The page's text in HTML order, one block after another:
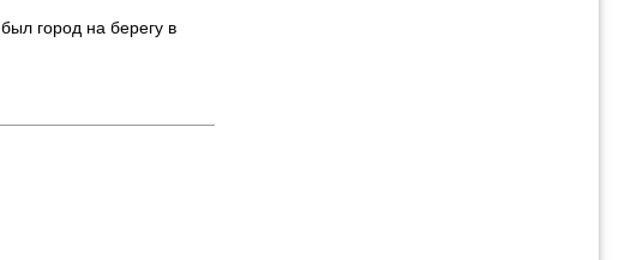
город на берегу в